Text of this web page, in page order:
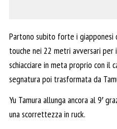
Partono subito forte i giapponesi
touche nei 22 metri avversari
schiacciare in meta proprio con il
segnatura poi trasformata da
Yu Tamura allunga ancora al 9′
una scorrettezza in ruck.